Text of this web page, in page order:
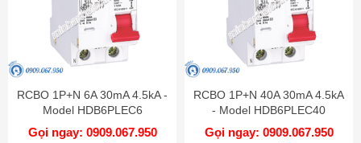
RCBO 1P+N 6A 30mA 4.5kA -
Model HDB6PLEC6
Gọi ngay: 0909.067.950
RCBO 1P+N 40A 30mA 4.5kA
- Model HDB6PLEC40
Gọi ngay: 0909.067.950